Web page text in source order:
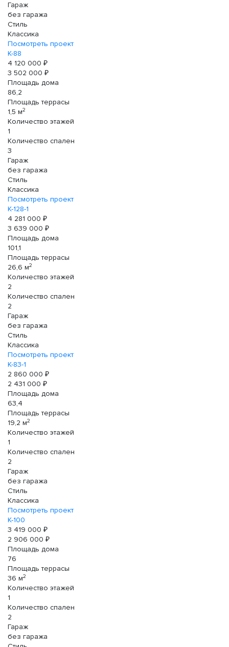
Гараж
без гаража
Стиль
Классика
Посмотреть проект
К-88
4 120 000 ₽
3 502 000 ₽
Площадь дома
86,2
Площадь террасы
1,5 м2
Количество этажей
1
Количество спален
3
Гараж
без гаража
Стиль
Классика
Посмотреть проект
К-128-1
4 281 000 ₽
3 639 000 ₽
Площадь дома
101,1
Площадь террасы
26,6 м2
Количество этажей
2
Количество спален
2
Гараж
без гаража
Стиль
Классика
Посмотреть проект
К-83-1
2 860 000 ₽
2 431 000 ₽
Площадь дома
63,4
Площадь террасы
19,2 м2
Количество этажей
1
Количество спален
2
Гараж
без гаража
Стиль
Классика
Посмотреть проект
К-100
3 419 000 ₽
2 906 000 ₽
Площадь дома
76
Площадь террасы
36 м2
Количество этажей
1
Количество спален
2
Гараж
без гаража